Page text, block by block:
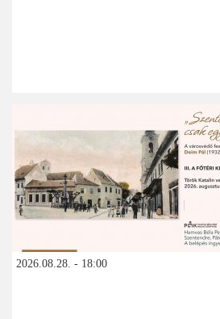
2026.08.28. - 18:00